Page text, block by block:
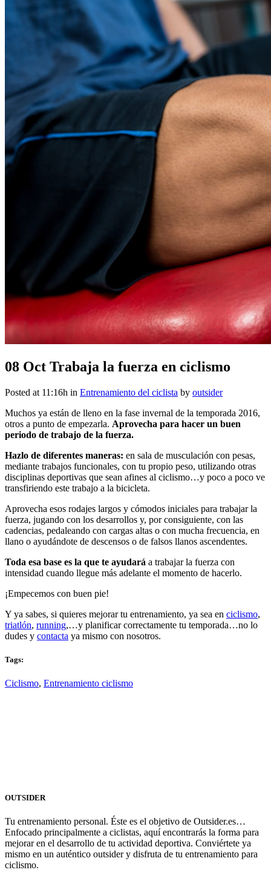
Trabaja la fuerza en ciclismo
08 Oct Trabaja la fuerza en ciclismo
Posted at 11:16h in Entrenamiento del ciclista by outsider
Muchos ya están de lleno en la fase invernal de la temporada 2016,
otros a punto de empezarla. Aprovecha para hacer un buen
periodo de trabajo de la fuerza.
Hazlo de diferentes maneras: en sala de musculación con pesas,
mediante trabajos funcionales, con tu propio peso, utilizando otras
disciplinas deportivas que sean afines al ciclismo…y poco a poco ve
transfiriendo este trabajo a la bicicleta.
Aprovecha esos rodajes largos y cómodos iniciales para trabajar la
fuerza, jugando con los desarrollos y, por consiguiente, con las
cadencias, pedaleando con cargas altas o con mucha frecuencia, en
llano o ayudándote de descensos o de falsos llanos ascendentes.
Toda esa base es la que te ayudará a trabajar la fuerza con
intensidad cuando llegue más adelante el momento de hacerlo.
¡Empecemos con buen pie!
Y ya sabes, si quieres mejorar tu entrenamiento, ya sea en ciclismo,
triatlón, running,…y planificar correctamente tu temporada…no lo
dudes y contacta ya mismo con nosotros.
Tags:
Ciclismo, Entrenamiento ciclismo
OUTSIDER
Tu entrenamiento personal. Éste es el objetivo de Outsider.es…
Enfocado principalmente a ciclistas, aquí encontrarás la forma para
mejorar en el desarrollo de tu actividad deportiva. Conviértete ya
mismo en un auténtico outsider y disfruta de tu entrenamiento para
ciclismo.